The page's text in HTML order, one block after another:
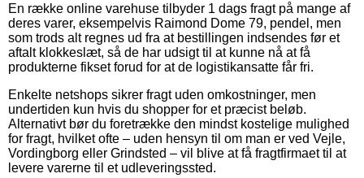
En række online varehuse tilbyder 1 dags fragt på mange af
deres varer, eksempelvis Raimond Dome 79, pendel, men
som trods alt regnes ud fra at bestillingen indsendes før et
aftalt klokkeslæt, så de har udsigt til at kunne nå at få
produkterne fikset forud for at de logistikansatte får fri.
Enkelte netshops sikrer fragt uden omkostninger, men
undertiden kun hvis du shopper for et præcist beløb.
Alternativt bør du foretrække den mindst kostelige mulighed
for fragt, hvilket ofte – uden hensyn til om man er ved Vejle,
Vordingborg eller Grindsted – vil blive at få fragtfirmaet til at
levere varerne til et udleveringssted.